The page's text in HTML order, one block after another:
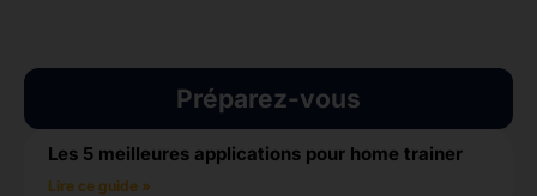
Préparez-vous
Les 5 meilleures applications pour home trainer
Lire ce guide »